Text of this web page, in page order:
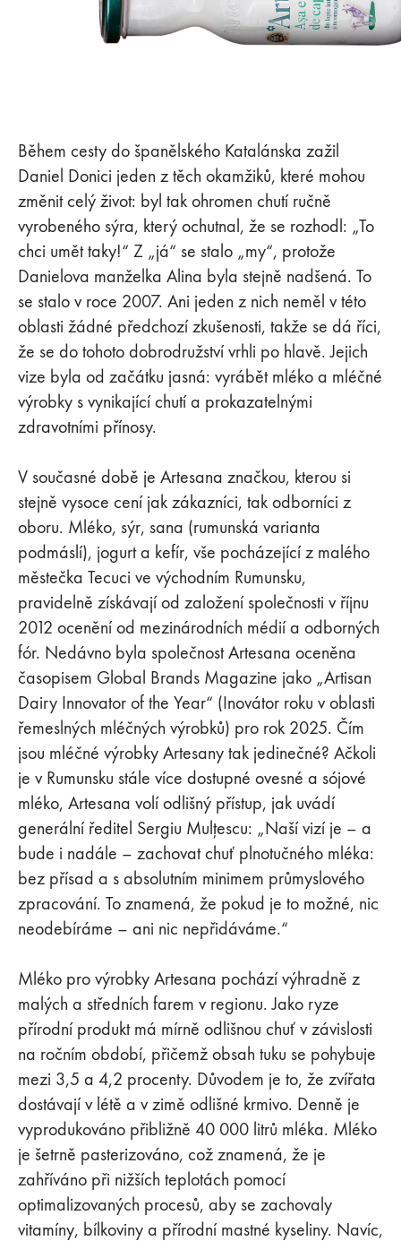
Během cesty do španělského Katalánska zažil
Daniel Donici jeden z těch okamžiků, které mohou
změnit celý život: byl tak ohromen chutí ručně
vyrobeného sýra, který ochutnal, že se rozhodl: „To
chci umět taky!“ Z „já“ se stalo „my“, protože
Danielova manželka Alina byla stejně nadšená. To
se stalo v roce 2007. Ani jeden z nich neměl v této
oblasti žádné předchozí zkušenosti, takže se dá říci,
že se do tohoto dobrodružství vrhli po hlavě. Jejich
vize byla od začátku jasná: vyrábět mléko a mléčné
výrobky s vynikající chutí a prokazatelnými
zdravotními přínosy.
V současné době je Artesana značkou, kterou si
stejně vysoce cení jak zákazníci, tak odborníci z
oboru. Mléko, sýr, sana (rumunská varianta
podmáslí), jogurt a kefír, vše pocházející z malého
městečka Tecuci ve východním Rumunsku,
pravidelně získávají od založení společnosti v říjnu
2012 ocenění od mezinárodních médií a odborných
fór. Nedávno byla společnost Artesana oceněna
časopisem Global Brands Magazine jako „Artisan
Dairy Innovator of the Year“ (Inovátor roku v oblasti
řemeslných mléčných výrobků) pro rok 2025. Čím
jsou mléčné výrobky Artesany tak jedinečné? Ačkoli
je v Rumunsku stále více dostupné ovesné a sójové
mléko, Artesana volí odlišný přístup, jak uvádí
generální ředitel Sergiu Mulțescu: „Naší vizí je – a
bude i nadále – zachovat chuť plnotučného mléka:
bez přísad a s absolutním minimem průmyslového
zpracování. To znamená, že pokud je to možné, nic
neodebíráme – ani nic nepřidáváme.“
Mléko pro výrobky Artesana pochází výhradně z
malých a středních farem v regionu. Jako ryze
přírodní produkt má mírně odlišnou chuť v závislosti
na ročním období, přičemž obsah tuku se pohybuje
mezi 3,5 a 4,2 procenty. Důvodem je to, že zvířata
dostávají v létě a v zimě odlišné krmivo. Denně je
vyprodukováno přibližně 40 000 litrů mléka. Mléko
je šetrně pasterizováno, což znamená, že je
zahříváno při nižších teplotách pomocí
optimalizovaných procesů, aby se zachovaly
vitamíny, bílkoviny a přírodní mastné kyseliny. Navíc,